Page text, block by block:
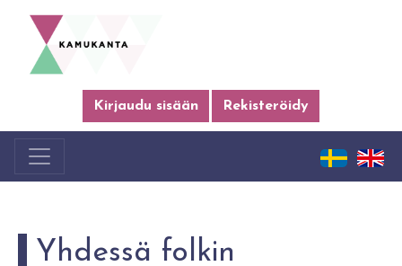
Kirjaudu sisään Rekisteröidy
Yhdessä folkin